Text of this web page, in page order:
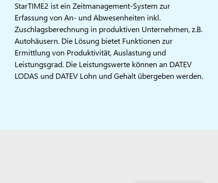
StarTIME2 ist ein Zeitmanagement-System zur
Erfassung von An- und Abwesenheiten inkl.
Zuschlagsberechnung in produktiven Unternehmen, z.B.
Autohäusern. Die Lösung bietet Funktionen zur
Ermittlung von Produktivität, Auslastung und
Leistungsgrad. Die Leistungswerte können an DATEV
LODAS und DATEV Lohn und Gehalt übergeben werden.